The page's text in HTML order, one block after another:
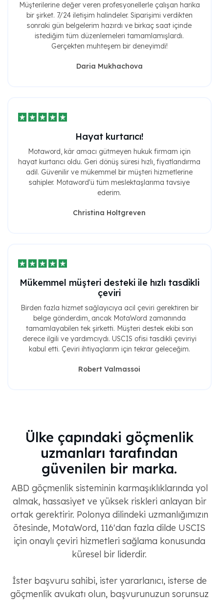
Müşterilerine değer veren profesyonellerle çalışan harika
bir şirket. 7/24 iletişim halindeler. Siparişimi verdikten
sonraki gün belgelerim hazırdı ve birkaç saat içinde
istediğim tüm düzenlemeleri tamamlamışlardı.
Gerçekten muhteşem bir deneyimdi!
Daria Mukhachova
Hayat kurtarıcı!
Motaword, kâr amacı gütmeyen hukuk firmam için
hayat kurtarıcı oldu. Geri dönüş süresi hızlı, fiyatlandırma
adil. Güvenilir ve mükemmel bir müşteri hizmetlerine
sahipler. Motaword'ü tüm meslektaşlarıma tavsiye
ederim.
Christina Holtgreven
Mükemmel müşteri desteki ile hızlı tasdikli
çeviri
Birden fazla hizmet sağlayıcıya acil çeviri gerektiren bir
belge gönderdim, ancak MotaWord zamanında
tamamlayabilen tek şirketti. Müşteri destek ekibi son
derece ilgili ve yardımcıydı. USCIS ofisi tasdikli çeviriyi
kabul etti. Çeviri ihtiyaçlarım için tekrar geleceğim.
Robert Valmassoi
Ülke çapındaki göçmenlik
uzmanları tarafından
güvenilen bir marka.
ABD göçmenlik sisteminin karmaşıklıklarında yol
almak, hassasiyet ve yüksek riskleri anlayan bir
ortak gerektirir. Polonya dilindeki uzmanlığımızın
ötesinde, MotaWord, 116'dan fazla dilde USCIS
için onaylı çeviri hizmetleri sağlama konusunda
küresel bir liderdir.
İster başvuru sahibi, ister yararlanıcı, isterse de
göçmenlik avukatı olun, başvurunuzun sorunsuz